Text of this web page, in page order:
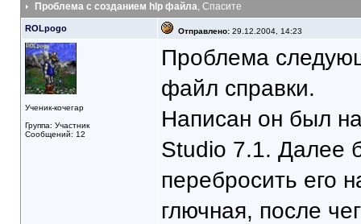
Проблема с созданием hlp файла, Спасите
ROLpogo Отправлено:29.12.2004, 14:23
Ученик-кочегар
Группа: Участник
Сообщений: 12
Проблема
файл справки.
Написан он был
Studio 7.1. Далее
перебросить его
глючная, после